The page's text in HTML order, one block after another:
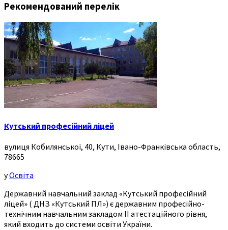
Рекомендований перелік
Кутський професійний ліцей
вулиця Кобилянської, 40, Кути, Івано-Франківська область,
78665
уОсвіта
Державний навчальний заклад «Кутський професійний
ліцей» ( ДНЗ «Кутський ПЛ») є державним професійно-
технічним навчальним закладом ІІ атестаційного рівня,
який входить до системи освіти України.